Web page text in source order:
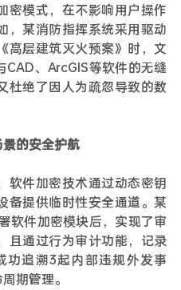
密模式，在不影响用户操作
，某消防指挥系统采用驱动
高层建筑灭火预案》时，文
、ArcGIS等软件的无缝
杜绝了因人为疏忽导致的数
景的安全护航
软件加密技术通过动态密钥
备提供临时性安全通道。某
软件加密模块后，实现了审
且通过行为审计功能，记录
功追溯3起内部违规外发事
期管理。